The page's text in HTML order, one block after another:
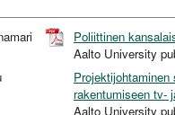
Poliittinen
Aalto University
rakentumiseen tv-
Aalto University